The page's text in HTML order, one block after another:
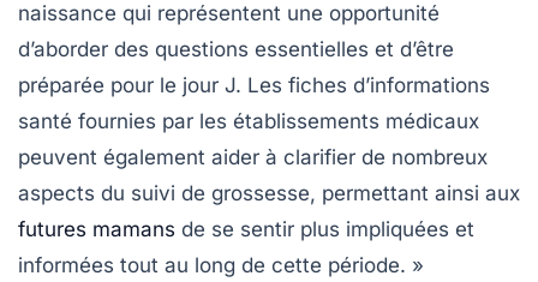
naissance qui représentent une opportunité
d’aborder des questions essentielles et d’être
préparée pour le jour J. Les fiches d’informations
santé fournies par les établissements médicaux
peuvent également aider à clarifier de nombreux
aspects du suivi de grossesse, permettant ainsi aux
futures mamans de se sentir plus impliquées et
informées tout au long de cette période. »